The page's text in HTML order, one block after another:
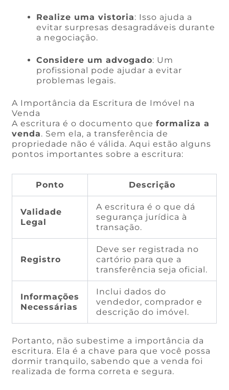
Realize uma vistoria: Isso ajuda a
evitar surpresas desagradáveis durante
a negociação.
Considere um advogado: Um
profissional pode ajudar a evitar
problemas legais.
A Importância da Escritura de Imóvel na
Venda
A escritura é o documento queformaliza a
venda. Sem ela, a transferência de
propriedade não é válida. Aqui estão alguns
pontos importantes sobre a escritura:
Ponto Descrição
Validade
Legal
A escritura é o que dá
segurança jurídica à
transação.
Registro
Deve ser registrada no
cartório para que a
transferência seja oficial.
Informações
Necessárias
Inclui dados do
vendedor, comprador e
descrição do imóvel.
Portanto, não subestime a importância da
escritura. Ela é a chave para que você possa
dormir tranquilo, sabendo que a venda foi
realizada de forma correta e segura.